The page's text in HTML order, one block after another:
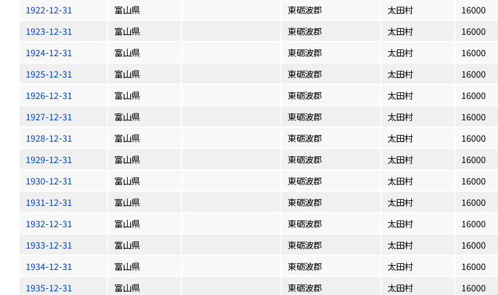
1922-12-31
富山県 東砺波郡 太田村 16000
1923-12-31
富山県 東砺波郡 太田村 16000
1924-12-31
富山県 東砺波郡 太田村 16000
1925-12-31
富山県 東砺波郡 太田村 16000
1926-12-31
富山県 東砺波郡 太田村 16000
1927-12-31
富山県 東砺波郡 太田村 16000
1928-12-31
富山県 東砺波郡 太田村 16000
1929-12-31
富山県 東砺波郡 太田村 16000
1930-12-31
富山県 東砺波郡 太田村 16000
1931-12-31
富山県 東砺波郡 太田村 16000
1932-12-31
富山県 東砺波郡 太田村 16000
1933-12-31
富山県 東砺波郡 太田村 16000
1934-12-31
富山県 東砺波郡 太田村 16000
1935-12-31
富山県 東砺波郡 太田村 16000